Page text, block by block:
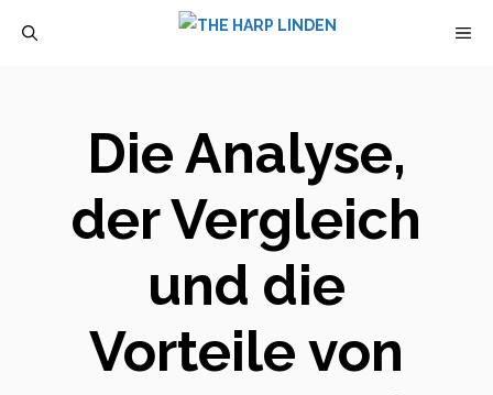
Die Analyse,
der Vergleich
und die
Vorteile von